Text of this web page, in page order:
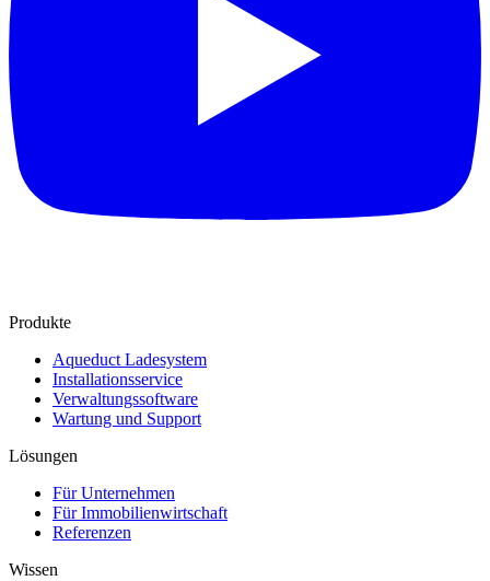
Produkte
Aqueduct Ladesystem
Installationsservice
Verwaltungssoftware
Wartung und Support
Lösungen
Für Unternehmen
Für Immobilienwirtschaft
Referenzen
Wissen